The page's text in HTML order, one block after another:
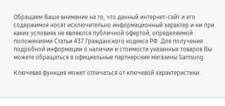
Обращаем Ваше внимание на то, что данный интернет-сайт и его
содержимое носят исключительно информационный характер и ни при
каких условиях не являются публичной офертой, определяемой
положениями Статьи 437 Гражданского кодекса РФ. Для получения
подробной информации о наличии и стоимости указанных товаров Вы
можете обращаться в официальные партнерские магазины Samsung.
Ключевая функция может отличаться от ключевой характеристики.